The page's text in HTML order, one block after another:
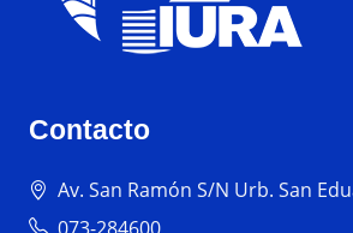
Contacto
Av. San Ramón S/N Urb. San